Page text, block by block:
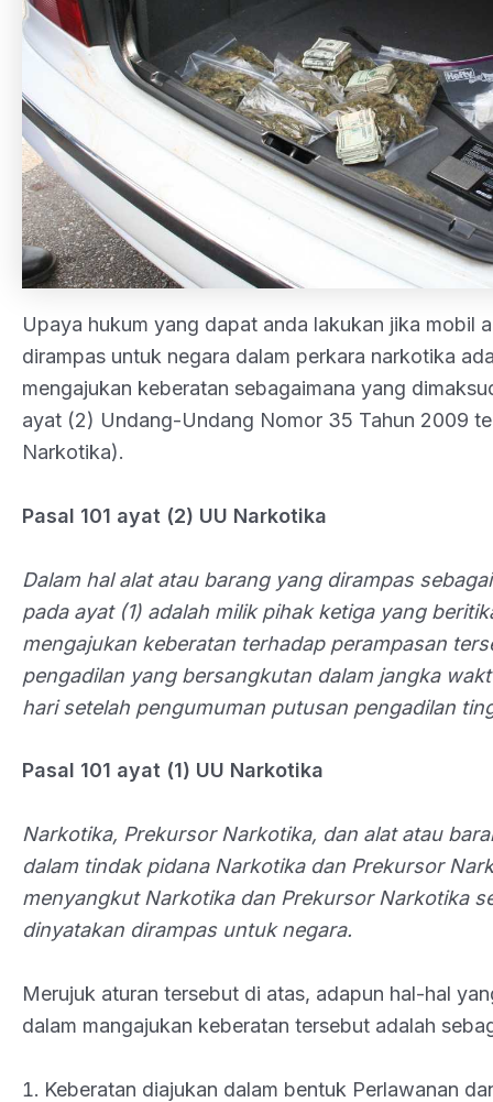
Upaya hukum yang dapat anda lakukan jika mobil
dirampas untuk negara dalam perkara narkotika
mengajukan keberatan sebagaimana yang
ayat (2) Undang-Undang Nomor 35 Tahun 2009
Narkotika).
Pasal 101 ayat (2) UU Narkotika
Dalam hal alat atau barang yang dirampas
pada ayat (1) adalah milik pihak ketiga yang
mengajukan keberatan terhadap perampasan
pengadilan yang bersangkutan dalam jangka
hari setelah pengumuman putusan pengadilan
Pasal 101 ayat (1) UU Narkotika
Narkotika, Prekursor Narkotika, dan alat atau
dalam tindak pidana Narkotika dan Prekursor
menyangkut Narkotika dan Prekursor Narkotika
dinyatakan dirampas untuk negara.
Merujuk aturan tersebut di atas, adapun hal-hal
dalam mangajukan keberatan tersebut adalah
Keberatan diajukan dalam bentuk Perlawanan